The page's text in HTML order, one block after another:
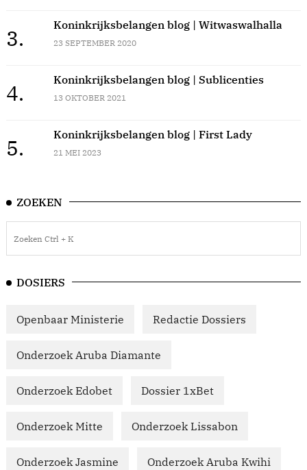
3.
Koninkrijksbelangen blog | Witwaswalhalla
23 SEPTEMBER 2020
4.
Koninkrijksbelangen blog | Sublicenties
13 OKTOBER 2021
5.
Koninkrijksbelangen blog | First Lady
21 MEI 2023
ZOEKEN
DOSIERS
Openbaar Ministerie Redactie Dossiers
Onderzoek Aruba Diamante
Onderzoek Edobet Dossier 1xBet
Onderzoek Mitte Onderzoek Lissabon
Onderzoek Jasmine Onderzoek Aruba Kwihi